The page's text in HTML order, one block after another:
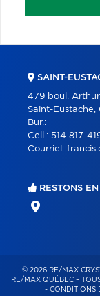
SAINT-
479 boul.
Saint-Eustache,
Bur.:
Cell.: 514 817-
Courriel:
RESTONS
© 2026 RE/MAX
RE/MAX QUÉBEC –
- CONDITIONS